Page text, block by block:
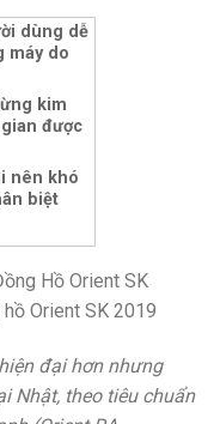
dùng dễ
máy do
kim
được
nên khó
biệt
đại hơn nhưng
Nhật, theo tiêu chuẩn